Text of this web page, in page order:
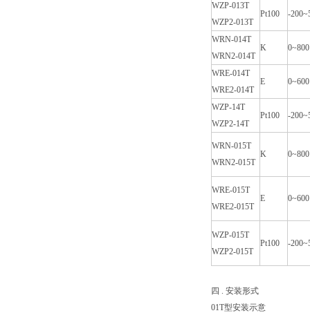
WZP-013T
WZP2-013T
Pt100 -
WRN-014T
WRN2-014T
K 0~800
WRE-014T
WRE2-014T
E 0~600
WZP-14T
WZP2-14T
Pt100 -
WRN-015T
WRN2-015T
K 0~800
WRE-015T
WRE2-015T
E 0~600
WZP-015T
WZP2-015T
Pt100 -
四 . 安装形式
01T型安装示意